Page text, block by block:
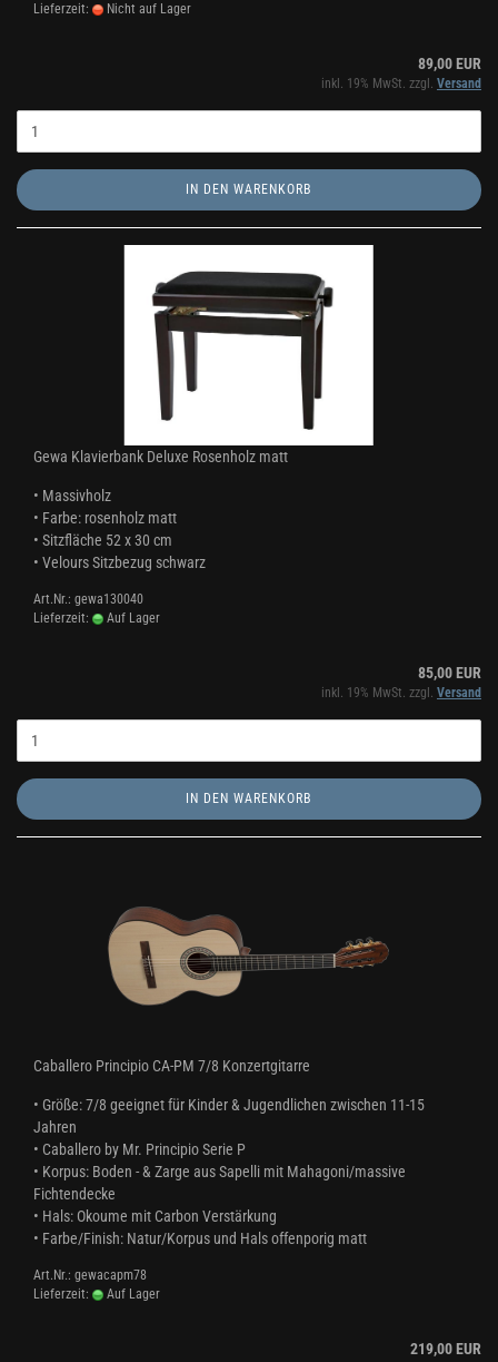
Lieferzeit:
Nicht auf Lager
89,00 EUR
inkl. 19% MwSt. zzgl. Versand
IN DEN WARENKORB
Gewa Klavierbank Deluxe Rosenholz matt
• Massivholz
• Farbe: rosenholz matt
• Sitzfläche 52 x 30 cm
• Velours Sitzbezug schwarz
Art.Nr.: gewa130040
Lieferzeit:
Auf Lager
85,00 EUR
inkl. 19% MwSt. zzgl. Versand
IN DEN WARENKORB
Caballero Principio CA-PM 7/8 Konzertgitarre
• Größe: 7/8 geeignet für Kinder & Jugendlichen zwischen 11-15
Jahren
• Caballero by Mr. Principio Serie P
• Korpus: Boden - & Zarge aus Sapelli mit Mahagoni/massive
Fichtendecke
• Hals: Okoume mit Carbon Verstärkung
• Farbe/Finish: Natur/Korpus und Hals offenporig matt
Art.Nr.: gewacapm78
Lieferzeit:
Auf Lager
219,00 EUR